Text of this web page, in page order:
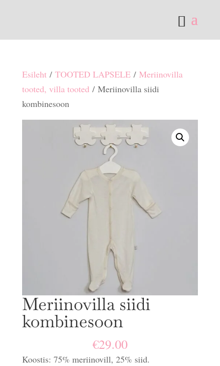
Esileht/ TOOTED LAPSELE/ Meriinovilla
tooted, villa tooted/ Meriinovilla siidi
kombinesoon
Meriinovilla siidi
kombinesoon
€29.00
Koostis: 75% meriinovill, 25% siid.